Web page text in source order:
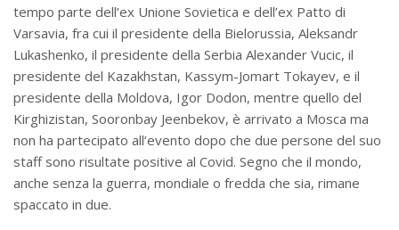
tempo parte dell’ex Unione Sovietica e dell’ex Patto di
Varsavia, fra cui il presidente della Bielorussia, Aleksandr
Lukashenko, il presidente della Serbia Alexander Vucic, il
presidente del Kazakhstan, Kassym-Jomart Tokayev, e il
presidente della Moldova, Igor Dodon, mentre quello del
Kirghizistan, Sooronbay Jeenbekov, è arrivato a Mosca ma
non ha partecipato all’evento dopo che due persone del suo
staff sono risultate positive al Covid. Segno che il mondo,
anche senza la guerra, mondiale o fredda che sia, rimane
spaccato in due.